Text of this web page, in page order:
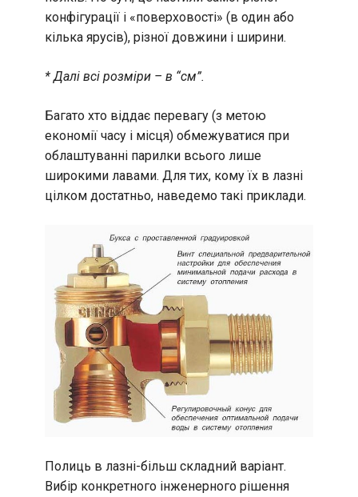
конфігурації і «поверховості» (в один або
кілька ярусів), різної довжини і ширини.
* Далі всі розміри – в “см”.
Багато хто віддає перевагу (з метою
економії часу і місця) обмежуватися при
облаштуванні парилки всього лише
широкими лавами. Для тих, кому їх в лазні
цілком достатньо, наведемо такі приклади.
Полиць в лазні-більш складний варіант.
Вибір конкретного інженерного рішення